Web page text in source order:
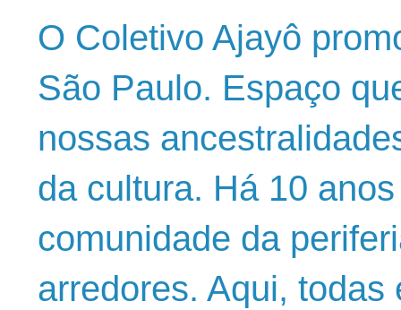
O Coletivo Ajayô
São Paulo. Espaço
nossas
da cultura. Há 10
comunidade da
arredores. Aqui,